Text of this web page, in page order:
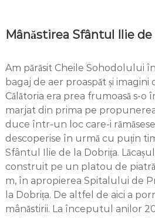
Mânăstirea Sfântul Ilie
Am părăsit Cheile Sohodolului
bagaj de aer proaspăt și imagini
Călătoria era prea frumoasă s-o
marjat din prima pe
duce într-un loc care-i
descoperise în urmă cu puțin
Sfântul Ilie de la Dobrița.
construit pe un platou de
m, în apropierea Spitalului de
la Dobrița. De altfel de aici a
mânăstirii. La începutul anilor